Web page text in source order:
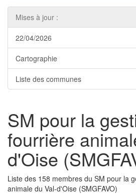
Mises à jour :
22/04/2026
Cartographie
Liste des communes
SM pour la
fourrière
d'Oise
Liste des 158 membres du SM pour la
animale du Val-d'Oise (SMGFAVO)